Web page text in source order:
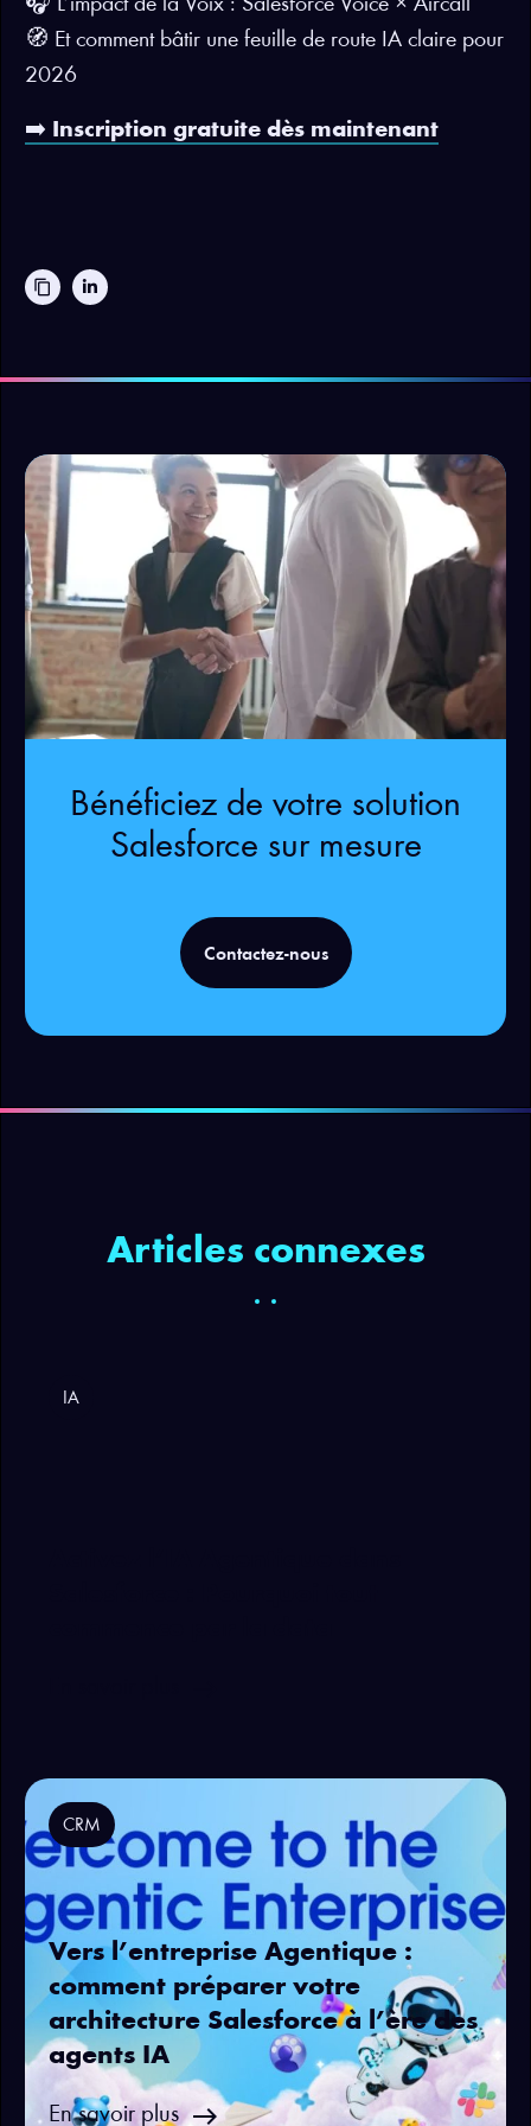
🎧 L’impact de la Voix : Salesforce Voice × Aircall
🧭 Et comment bâtir une feuille de route IA claire pour
2026
➡️ Inscription gratuite dès maintenant
content_copy
Bénéficiez de votre solution
Salesforce sur mesure
Contactez-nous
Articles connexes
IA
CRM
Vers l’entreprise Agentique :
comment préparer votre
architecture Salesforce à l’ère des
agents IA
En savoir plus east